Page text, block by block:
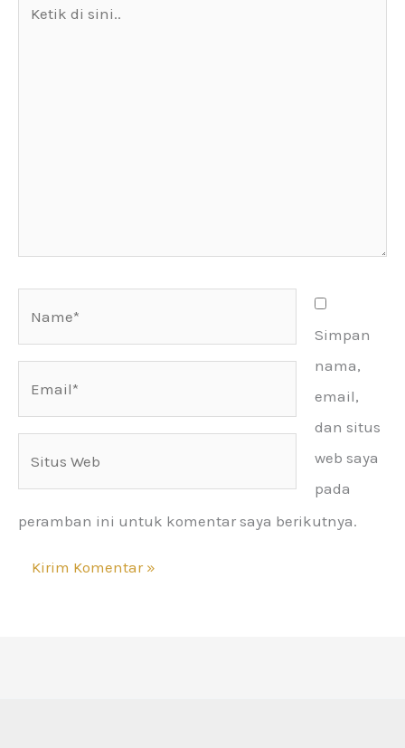
Simpan
nama,
email,
dan situs
web saya
pada
peramban ini untuk komentar saya berikutnya.